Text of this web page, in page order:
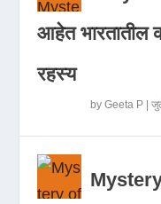
आहेत भारतातील
रहस्य
byGeeta P |